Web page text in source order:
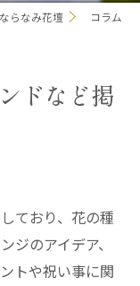
らなみ花壇 コラム
ドなど掲
ており、花の種
ジのアイデア、
トや祝い事に関